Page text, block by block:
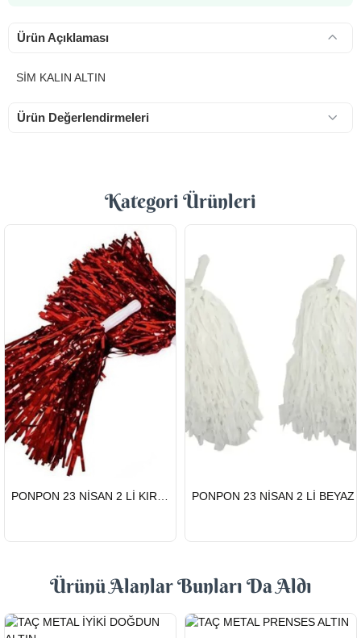
Ürün Açıklaması
SİM KALIN ALTIN
Ürün Değerlendirmeleri
Kategori Ürünleri
GÖNDERİ
GÖNDERİ
PONPON 23 NİSAN 2 Lİ BEYAZ
Ürünü Alanlar Bunları Da Aldı